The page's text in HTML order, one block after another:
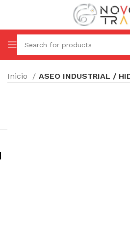
Inicio ASEO INDUSTRIAL /